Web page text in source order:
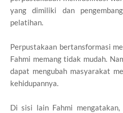
yang dimiliki dan
pelatihan.
Perpustakaan bertansformasi
Fahmi memang tidak mudah.
dapat mengubah masyarakat
kehidupannya.
Di sisi lain Fahmi